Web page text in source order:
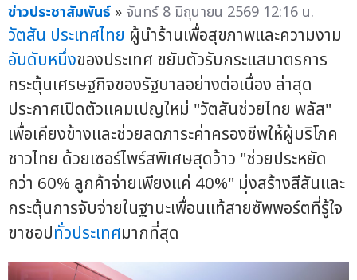
ข่าวประชาสัมพันธ์ » จันทร์ 8 มิถุนายน 2569 12:16 น.
วัตสัน ประเทศไทย ผู้นำร้านเพื่อสุขภาพและความงาม
อันดับหนึ่งของประเทศ ขยับตัวรับกระแสมาตรการ
กระตุ้นเศรษฐกิจของรัฐบาลอย่างต่อเนื่อง ล่าสุด
ประกาศเปิดตัวแคมเปญใหม่ "วัตสันช่วยไทย พลัส"
เพื่อเคียงข้างและช่วยลดภาระค่าครองชีพให้ผู้บริโภค
ชาวไทย ด้วยเซอร์ไพร์สพิเศษสุดว้าว "ช่วยประหยัด
กว่า 60% ลูกค้าจ่ายเพียงแค่ 40%" มุ่งสร้างสีสันและ
กระตุ้นการจับจ่ายในฐานะเพื่อนแท้สายซัพพอร์ตที่รู้ใจ
ขาชอปทั่วประเทศมากที่สุด